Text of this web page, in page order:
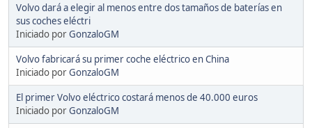
Volvo dará a elegir al menos entre dos tamaños de baterías en
sus coches eléctri
Iniciado porGonzaloGM
Volvo fabricará su primer coche eléctrico en China
Iniciado porGonzaloGM
El primer Volvo eléctrico costará menos de 40.000 euros
Iniciado porGonzaloGM